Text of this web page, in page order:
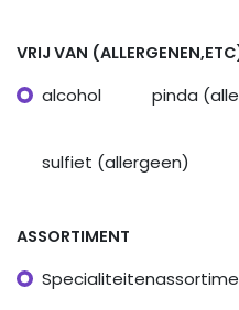
VRIJ VAN
alcohol pinda
sulfiet (allergeen)
ASSORTIMENT